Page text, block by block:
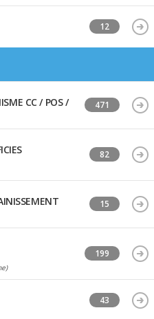
12
CC / POS /
471
82
15
199
43